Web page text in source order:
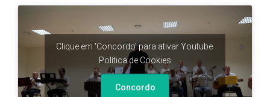
Clique em 'Concordo' para ativar Youtube
Política de Cookies
Concordo